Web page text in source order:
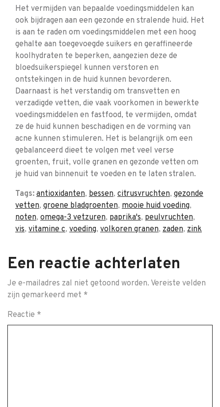
Het vermijden van bepaalde voedingsmiddelen kan
ook bijdragen aan een gezonde en stralende huid. Het
is aan te raden om voedingsmiddelen met een hoog
gehalte aan toegevoegde suikers en geraffineerde
koolhydraten te beperken, aangezien deze de
bloedsuikerspiegel kunnen verstoren en
ontstekingen in de huid kunnen bevorderen.
Daarnaast is het verstandig om transvetten en
verzadigde vetten, die vaak voorkomen in bewerkte
voedingsmiddelen en fastfood, te vermijden, omdat
ze de huid kunnen beschadigen en de vorming van
acne kunnen stimuleren. Het is belangrijk om een
gebalanceerd dieet te volgen met veel verse
groenten, fruit, volle granen en gezonde vetten om
je huid van binnenuit te voeden en te laten stralen.
Tags: antioxidanten, bessen, citrusvruchten, gezonde
vetten, groene bladgroenten, mooie huid voeding,
noten, omega-3 vetzuren, paprika's, peulvruchten,
vis, vitamine c, voeding, volkoren granen, zaden, zink
Een reactie achterlaten
Je e-mailadres zal niet getoond worden. Vereiste velden
zijn gemarkeerd met *
Reactie *